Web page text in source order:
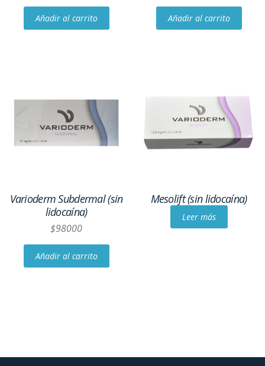
Añadir al carrito Añadir al carrito
Varioderm Subdermal (sin
lidocaína)
$98000
Añadir al carrito
Mesolift (sin lidocaína)
Leer más